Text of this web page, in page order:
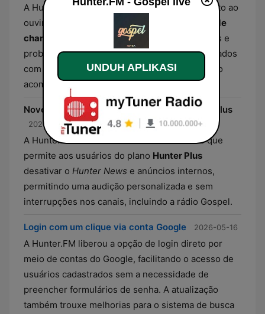
A Hunter.FM atualizou seu canal de atendimento ao
ouvinte com a implementação de um
sistema de
chamados
. Agora, todas as dúvidas, sugestões e
problemas técnicos dos usuários ficam registrados
com histórico e status unificados para facilitar o
acompanhamento.
Novo controle de conteúdo para assinantes Plus
2026-05-19
A Hunter.FM introduziu uma funcionalidade que
permite aos usuários do plano Hunter Plus
desativar o Hunter News e anúncios internos,
permitindo uma audição personalizada e sem
interrupções nos canais, incluindo a rádio Gospel.
Login com um clique via conta Google 2026-05-16
A Hunter.FM liberou a opção de login direto por
meio de contas do Google, facilitando o acesso de
usuários cadastrados sem a necessidade de
preencher formulários de senha. A atualização
também trouxe melhorias para o sistema de busca
UNDUH APLIKASI